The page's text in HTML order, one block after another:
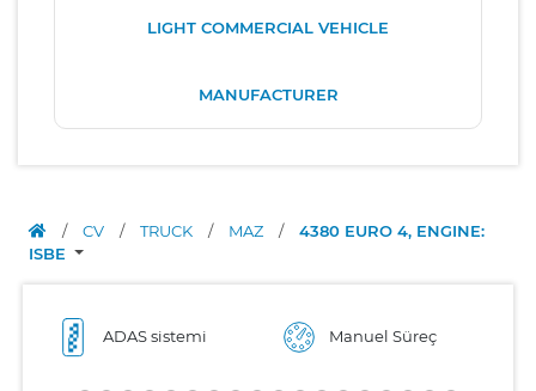
LIGHT COMMERCIAL VEHICLE
MANUFACTURER
/ CV / TRUCK / MAZ /
4380 EURO 4, ENGINE:
ISBE
ADAS sistemi Manuel Süreç